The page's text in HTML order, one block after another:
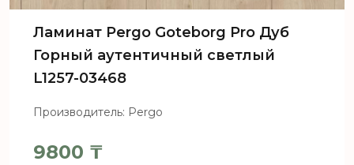
Ламинат Pergo Goteborg Pro Дуб
Горный аутентичный светлый
L1257-03468
Производитель: Pergo
9800 ₸